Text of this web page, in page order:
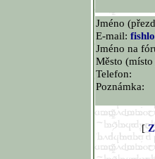
Jméno
E-mail:
Jméno na
Město
Telefon:
Poznámka:
[